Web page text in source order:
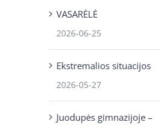
VASARĖLĖ
2026-06-25
Ekstremalios situacijos
2026-05-27
Juodupės gimnazijoje –